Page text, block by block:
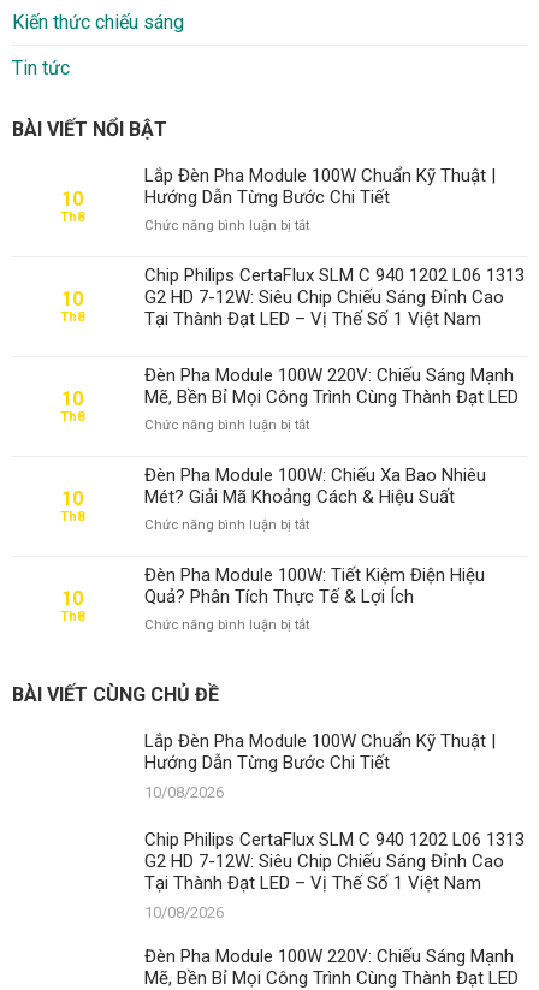
Kiến thức chiếu sáng
Tin tức
BÀI VIẾT NỔI BẬT
10
Th8
Lắp Đèn Pha Module 100W Chuẩn Kỹ Thuật |
Hướng Dẫn Từng Bước Chi Tiết
Chức năng bình luận bị tắtở
Đèn
Pha
Module
100W
Kỹ
Thuật
Hướng
Từng
Bước
Chi
Tiết
10
Th8
Chip Philips CertaFlux SLM C 940 1202 L06 1313
G2 HD 7-12W: Siêu Chip Chiếu Sáng Đỉnh Cao
Tại Thành Đạt LED – Vị Thế Số 1 Việt Nam
10
Th8
Đèn Pha Module 100W 220V: Chiếu Sáng Mạnh
Mẽ, Bền Bỉ Mọi Công Trình Cùng Thành Đạt LED
Chức năng bình luận bị tắtở
Pha
Module
100W
220V:
Sáng
Mạnh
Mẽ,
Bền
Cùng
Thành
Đạt
10
Th8
Đèn Pha Module 100W: Chiếu Xa Bao Nhiêu
Mét? Giải Mã Khoảng Cách & Hiệu Suất
Chức năng bình luận bị tắtở
Pha
Module
100W:
Chiếu
Mã
Khoảng
Hiệu
Suất
10
Th8
Đèn Pha Module 100W: Tiết Kiệm Điện Hiệu
Quả? Phân Tích Thực Tế & Lợi Ích
Chức năng bình luận bị tắtở
Kiệm
Điện
Tích
Thực
Tế
Ích
BÀI VIẾT CÙNG CHỦ ĐỀ
Lắp Đèn Pha Module 100W Chuẩn Kỹ Thuật |
Hướng Dẫn Từng Bước Chi Tiết
10/08/2026
Chip Philips CertaFlux SLM C 940 1202 L06 1313
G2 HD 7-12W: Siêu Chip Chiếu Sáng Đỉnh Cao
Tại Thành Đạt LED – Vị Thế Số 1 Việt Nam
10/08/2026
Đèn Pha Module 100W 220V: Chiếu Sáng Mạnh
Mẽ, Bền Bỉ Mọi Công Trình Cùng Thành Đạt LED